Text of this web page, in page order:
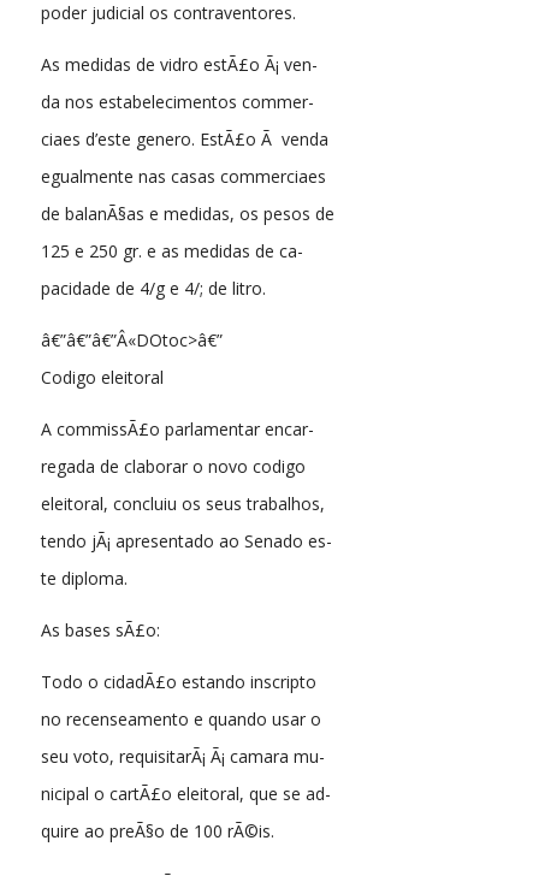
poder judicial os contraventores.
As medidas de vidro estÃ£o Ã¡ ven-
da nos estabelecimentos commer-
ciaes d’este genero. EstÃ£o Ã venda
egualmente nas casas commerciaes
de balanÃ§as e medidas, os pesos de
125 e 250 gr. e as medidas de ca-
pacidade de 4/g e 4/; de litro.
â€”â€”â€”Â«DOtoc>â€”
Codigo eleitoral
A commissÃ£o parlamentar encar-
regada de claborar o novo codigo
eleitoral, concluiu os seus trabalhos,
tendo jÃ¡ apresentado ao Senado es-
te diploma.
As bases sÃ£o:
Todo o cidadÃ£o estando inscripto
no recenseamento e quando usar o
seu voto, requisitarÃ¡ Ã¡ camara mu-
nicipal o cartÃ£o eleitoral, que se ad-
quire ao preÃ§o de 100 rÃ©is.